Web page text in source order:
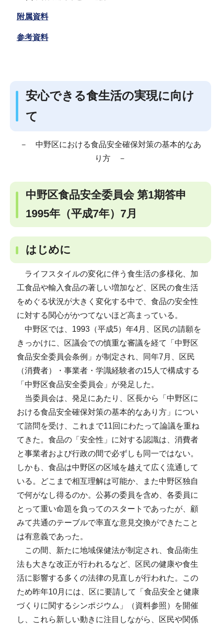
附属資料
参考資料
安心できる食生活の実現に向け
て
－ 中野区における食品安全確保対策の基本的なあ
り方 －
中野区食品安全委員会 第1期答申
1995年（平成7年）7月
はじめに
ライフスタイルの変化に伴う食生活の多様化、加
工食品や輸入食品の著しい増加など、区民の食生活
をめぐる状況が大きく変化する中で、食品の安全性
に対する関心がかつてないほど高まっている。
中野区では、1993（平成5）年4月、区民の請願を
きっかけに、区議会での慎重な審議を経て「中野区
食品安全委員会条例」が制定され、同年7月、区民
（消費者）・事業者・学識経験者の15人で構成する
「中野区食品安全委員会」が発足した。
当委員会は、発足にあたり、区長から「中野区に
おける食品安全確保対策の基本的なあり方」につい
て諮問を受け、これまで11回にわたって論議を重ね
てきた。食品の「安全性」に対する認識は、消費者
と事業者および行政の間で必ずしも同一ではない。
しかも、食品は中野区の区域を越えて広く流通して
いる。どこまで相互理解は可能か、また中野区独自
で何がなし得るのか。公募の委員を含め、各委員に
とって重い命題を負ってのスタートであったが、顧
みて共通のテーブルで率直な意見交換ができたこと
は有意義であった。
この間、新たに地域保健法が制定され、食品衛生
法も大きな改正が行われるなど、区民の健康や食生
活に影響する多くの法律の見直しが行われた。この
ため昨年10月には、区に要請して「食品安全と健康
づくりに関するシンポジウム」（資料参照）を開催
し、これら新しい動きに注目しながら、区民や関係